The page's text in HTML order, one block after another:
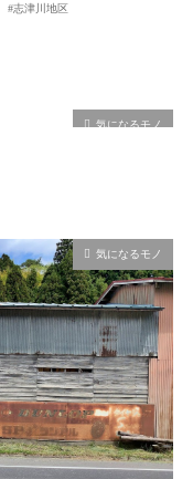
#志津川地区
気になるモノ
気になるモノ